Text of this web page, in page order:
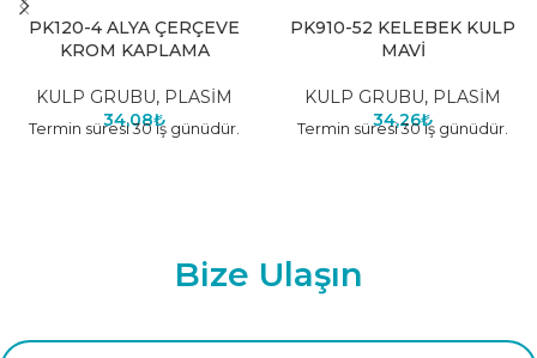
PK120-4 ALYA ÇERÇEVE
KROM KAPLAMA
KULP GRUBU, PLASİM
34,08₺
Termin süresi 30 iş günüdür.
PK910-52 KELEBEK KULP
MAVİ
KULP GRUBU, PLASİM
34,26₺
Termin süresi 30 iş günüdür.
Bize Ulaşın